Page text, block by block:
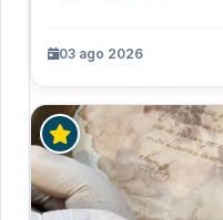
03 ago 2026